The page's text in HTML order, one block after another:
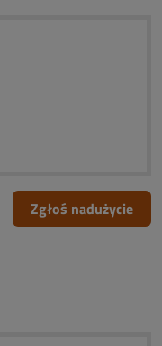
Zgłoś nadużycie